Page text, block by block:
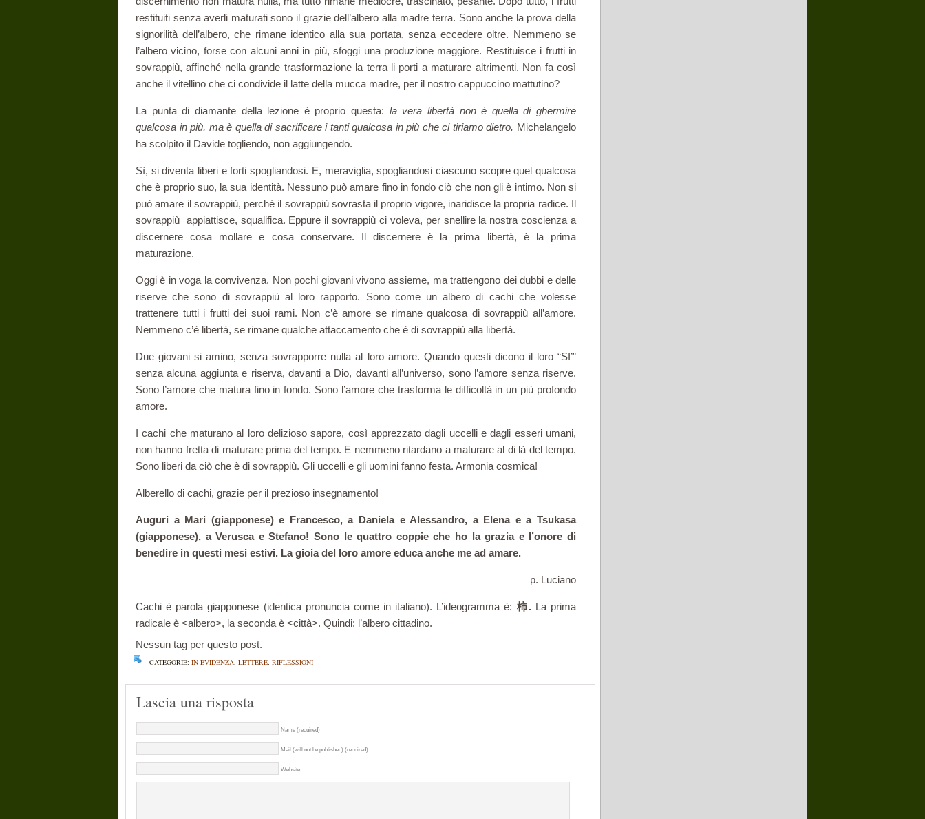
restituiti senza averli maturati sono il grazie dell’albero alla madre terra. Sono anche la prova della
signorilità dell’albero, che rimane identico alla sua portata, senza eccedere oltre. Nemmeno se
l’albero vicino, forse con alcuni anni in più, sfoggi una produzione maggiore. Restituisce i frutti in
sovrappiù, affinché nella grande trasformazione la terra li porti a maturare altrimenti. Non fa così
anche il vitellino che ci condivide il latte della mucca madre, per il nostro cappuccino mattutino?
La punta di diamante della lezione è proprio questa: la vera libertà non è quella di ghermire
qualcosa in più, ma è quella di sacrificare i tanti qualcosa in più che ci tiriamo dietro. Michelangelo
ha scolpito il Davide togliendo, non aggiungendo.
Sì, si diventa liberi e forti spogliandosi. E, meraviglia, spogliandosi ciascuno scopre quel qualcosa
che è proprio suo, la sua identità. Nessuno può amare fino in fondo ciò che non gli è intimo. Non si
può amare il sovrappiù, perché il sovrappiù sovrasta il proprio vigore, inaridisce la propria radice. Il
sovrappiù appiattisce, squalifica. Eppure il sovrappiù ci voleva, per snellire la nostra coscienza a
discernere cosa mollare e cosa conservare. Il discernere è la prima libertà, è la prima
maturazione.
Oggi è in voga la convivenza. Non pochi giovani vivono assieme, ma trattengono dei dubbi e delle
riserve che sono di sovrappiù al loro rapporto. Sono come un albero di cachi che volesse
trattenere tutti i frutti dei suoi rami. Non c’è amore se rimane qualcosa di sovrappiù all’amore.
Nemmeno c’è libertà, se rimane qualche attaccamento che è di sovrappiù alla libertà.
Due giovani si amino, senza sovrapporre nulla al loro amore. Quando questi dicono il loro “SI’”
senza alcuna aggiunta e riserva, davanti a Dio, davanti all’universo, sono l’amore senza riserve.
Sono l’amore che matura fino in fondo. Sono l’amore che trasforma le difficoltà in un più profondo
amore.
I cachi che maturano al loro delizioso sapore, così apprezzato dagli uccelli e dagli esseri umani,
non hanno fretta di maturare prima del tempo. E nemmeno ritardano a maturare al di là del tempo.
Sono liberi da ciò che è di sovrappiù. Gli uccelli e gli uomini fanno festa. Armonia cosmica!
Alberello di cachi, grazie per il prezioso insegnamento!
Auguri a Mari (giapponese) e Francesco, a Daniela e Alessandro, a Elena e a Tsukasa
(giapponese), a Verusca e Stefano! Sono le quattro coppie che ho la grazia e l’onore di
benedire in questi mesi estivi. La gioia del loro amore educa anche me ad amare.
p. Luciano
Cachi è parola giapponese (identica pronuncia come in italiano). L’ideogramma è: 柿. La prima
radicale è <albero>, la seconda è <città>. Quindi: l’albero cittadino.
Nessun tag per questo post.
CATEGORIE: IN EVIDENZA, LETTERE, RIFLESSIONI
Lascia una risposta
Name (required)
Mail (will not be published) (required)
Website